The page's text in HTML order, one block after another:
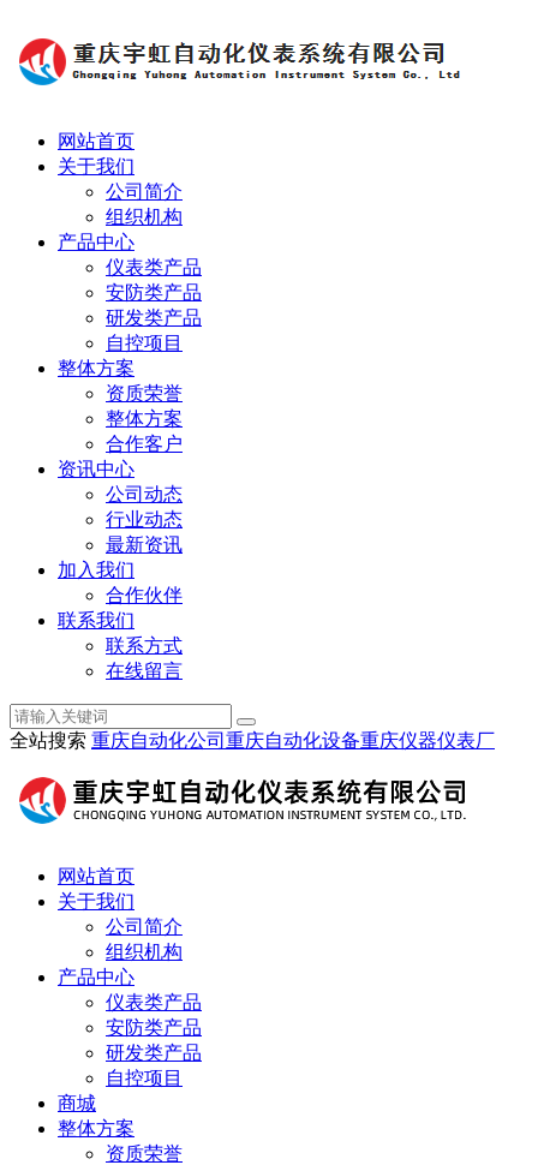
网站首页
关于我们
公司简介
组织机构
产品中心
仪表类产品
安防类产品
研发类产品
自控项目
整体方案
资质荣誉
整体方案
合作客户
资讯中心
公司动态
行业动态
最新资讯
加入我们
合作伙伴
联系我们
联系方式
在线留言
全站搜索 重庆自动化公司 重庆自动化设备重庆仪器仪表厂
网站首页
关于我们
公司简介
组织机构
产品中心
仪表类产品
安防类产品
研发类产品
自控项目
商城
整体方案
资质荣誉